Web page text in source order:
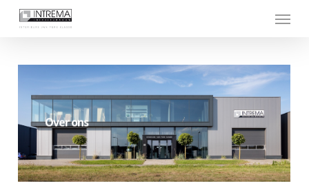
content
Menu
Over ons